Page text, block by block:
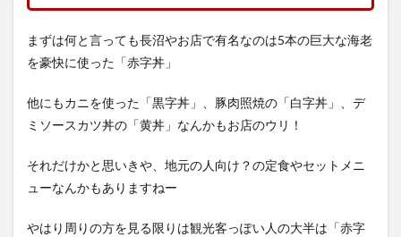
まずは何と言っても長沼やお店で有名なのは5本の巨大な海老
を豪快に使った「赤字丼」
他にもカニを使った「黒字丼」、豚肉照焼の「白字丼」、デ
ミソースカツ丼の「黄丼」なんかもお店のウリ！
それだけかと思いきや、地元の人向け？の定食やセットメニ
ューなんかもありますねー
やはり周りの方を見る限りは観光客っぽい人の大半は「赤字